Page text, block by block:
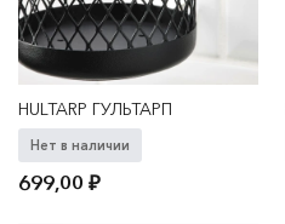
HULTARP ГУЛЬТАРП
Нет в наличии
699,00₽